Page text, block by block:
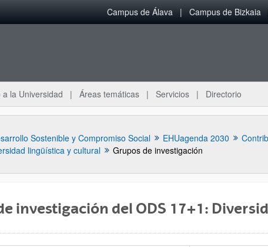
Campus de Álava Campus de Bizkaia
a la Universidad Áreas temáticas Servicios Directorio
Sostenible y Compromiso Social EHUagenda 2030
lingüística y cultural
Grupos de investigación
investigación del ODS 17+1: